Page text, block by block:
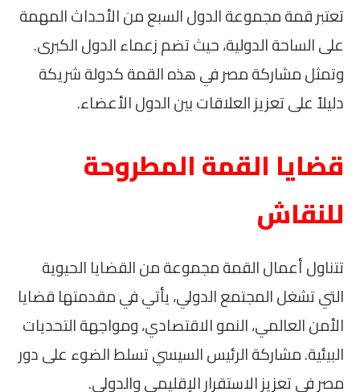
تعتبر قمة مجموعة الدول السبع من الأحداث المهمة
على الساحة الدولية، حيث تضم زعماء الدول الكبرى.
وتمثل مشاركة مصر في هذه القمة كدولة شريكة
دليلاً على تعزيز العلاقات بين الدول الأعضاء.
قضايا القمة المطروحة
للنقاش
تتناول أعمال القمة مجموعة من القضايا الحيوية
التي تشغل المجتمع الدولي، يأتي في مقدمتها قضايا
الأمن العالمي، النمو الاقتصادي، ومواجهة التحديات
البيئية. مشاركة الرئيس السيسي تسلط الضوء على دور
مصر في تعزيز الاستقرار الإقليمي والدولي.